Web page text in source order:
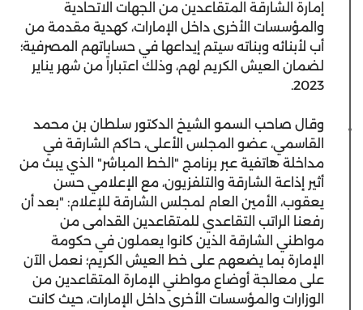
إمارة الشارقة المتقاعدين من الجهات الاتحادية
والمؤسسات الأخرى داخل الإمارات، كهدية مقدمة من
أب لأبنائه وبناته سيتم إيداعها في حساباتهم المصرفية؛
لضمان العيش الكريم لهم، وذلك اعتباراً من شهر يناير
2023.
وقال صاحب السمو الشيخ الدكتور سلطان بن محمد
القاسمي، عضو المجلس الأعلى، حاكم الشارقة في
مداخلة هاتفية عبر برنامج "الخط المباشر" الذي يبث من
أثير إذاعة الشارقة والتلفزيون، مع الإعلامي حسن
يعقوب، الأمين العام لمجلس الشارقة للإعلام: "بعد أن
رفعنا الراتب التقاعدي للمتقاعدين القدامى من
مواطني الشارقة الذين كانوا يعملون في حكومة
الإمارة بما يضعهم على خط العيش الكريم؛ نعمل الآن
على معالجة أوضاع مواطني الإمارة المتقاعدين من
الوزارات والمؤسسات الأخرى داخل الإمارات، حيث كانت